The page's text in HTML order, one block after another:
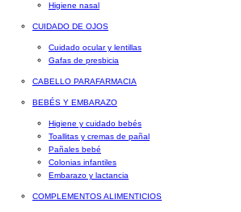
Higiene nasal
CUIDADO DE OJOS
Cuidado ocular y lentillas
Gafas de presbicia
CABELLO PARAFARMACIA
BEBÉS Y EMBARAZO
Higiene y cuidado bebés
Toallitas y cremas de pañal
Pañales bebé
Colonias infantiles
Embarazo y lactancia
COMPLEMENTOS ALIMENTICIOS